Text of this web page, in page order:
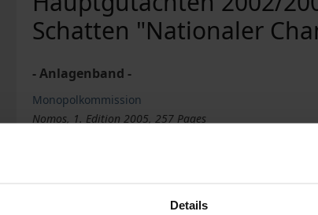
Details
Schatten "Nationaler
- Anlagenband -
Monopolkommission
Nomos, 1. Edition 2005, 257 Pages
ISBN 978-3-8329-1055-6